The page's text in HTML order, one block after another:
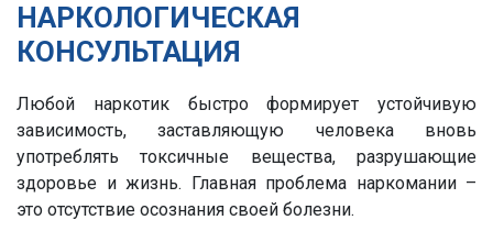
НАРКОЛОГИЧЕСКАЯ
КОНСУЛЬТАЦИЯ
Любой наркотик быстро формирует устойчивую
зависимость, заставляющую человека вновь
употреблять токсичные вещества, разрушающие
здоровье и жизнь. Главная проблема наркомании –
это отсутствие осознания своей болезни.